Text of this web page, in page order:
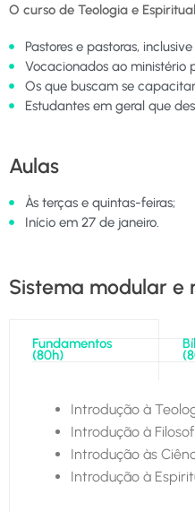
O curso de Teologia e
Pastores e pastoras,
Vocacionados ao ministério
Os que buscam se
Estudantes em geral que
Aulas
Às terças e quintas-feiras;
Início em 27 de janeiro.
Sistema modular e
Fundamentos
(80h)
Introdução à
Introdução à
Introdução às
Introdução à